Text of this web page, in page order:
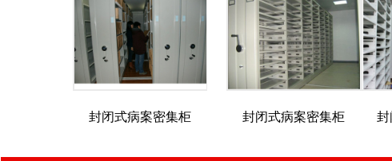
封闭式病案密集柜 封闭式病案密集柜